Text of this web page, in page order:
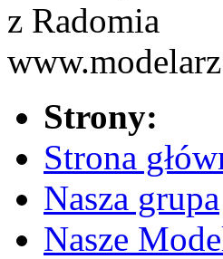
z Radomia
Strony:
Strona
Nasza grupa
Nasze